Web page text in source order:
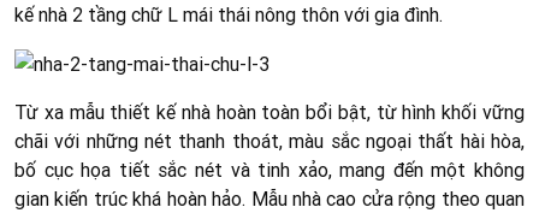
kế nhà 2 tầng chữ L mái thái nông thôn với gia đình.
Từ xa mẫu thiết kế nhà hoàn toàn bổi bật, từ hình khối vững
chãi với những nét thanh thoát, màu sắc ngoại thất hài hòa,
bố cục họa tiết sắc nét và tinh xảo, mang đến một không
gian kiến trúc khá hoàn hảo. Mẫu nhà cao cửa rộng theo quan